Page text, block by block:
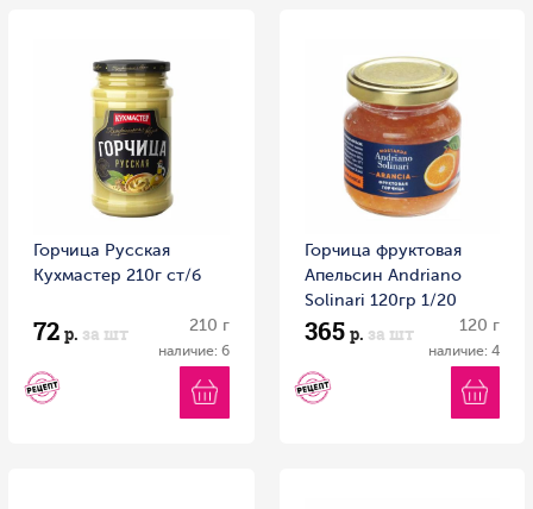
Горчица Русская
Кухмастер 210г ст/б
72 р. за шт 210 г
наличие: 6
Горчица фруктовая
Апельсин Andriano
Solinari 120гр 1/20
Россия
365 р. за шт 120 г
наличие: 4